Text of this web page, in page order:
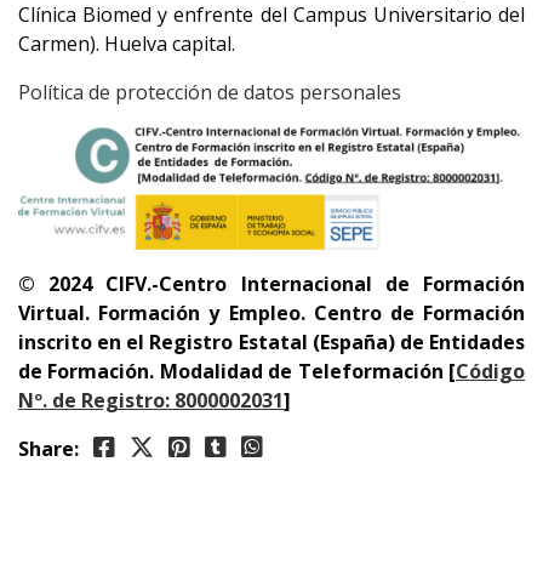
Clínica Biomed y enfrente del Campus Universitario del
Carmen). Huelva capital.
Política de protección de datos personales
© 2024 CIFV.-Centro Internacional de Formación
Virtual. Formación y Empleo. Centro de Formación
inscrito en el Registro Estatal (España) de Entidades
de Formación. Modalidad de Teleformación [Código
Nº. de Registro: 8000002031]
Share: